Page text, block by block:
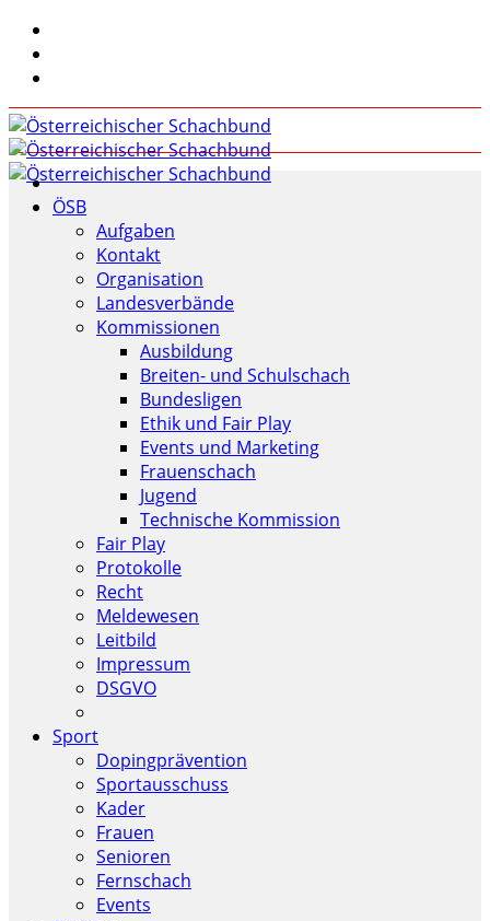
ÖSB
Aufgaben
Kontakt
Organisation
Landesverbände
Kommissionen
Ausbildung
Breiten- und Schulschach
Bundesligen
Ethik und Fair Play
Events und Marketing
Frauenschach
Jugend
Technische Kommission
Fair Play
Protokolle
Recht
Meldewesen
Leitbild
Impressum
DSGVO
Sport
Dopingprävention
Sportausschuss
Kader
Frauen
Senioren
Fernschach
Events